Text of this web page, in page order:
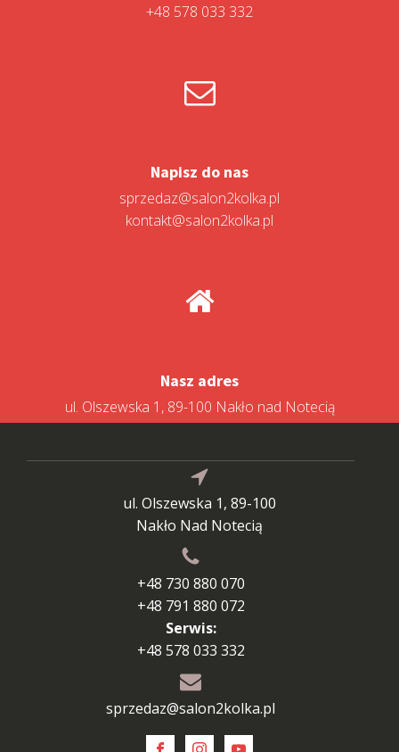
+48 578 033 332
Napisz do nas
sprzedaz@salon2kolka.pl
kontakt@salon2kolka.pl
Nasz adres
ul. Olszewska 1, 89-100 Nakło nad Notecią
ul. Olszewska 1, 89-100
Nakło Nad Notecią
+48 730 880 070
+48 791 880 072
Serwis:
+48 578 033 332
sprzedaz@salon2kolka.pl